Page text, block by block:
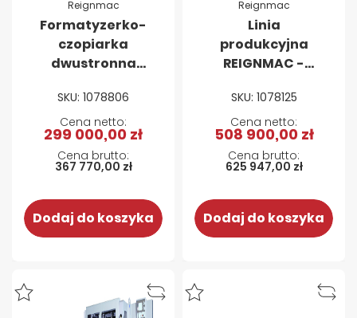
Reignmac
Formatyzerko-
czopiarka
dwustronna
RMD6030M
SKU: 1078806
367 770,00 zł
299 000,00 zł
Dodaj do koszyka
Reignmac
Linia
produkcyjna
REIGNMAC -
300 + strugarka
czterostronna
RMM 623ES
SKU: 1078125
625 947,00 zł
508 900,00 zł
Dodaj do koszyka